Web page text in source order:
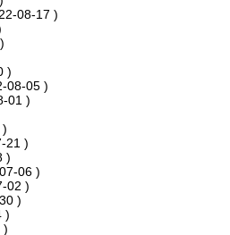
08-17 )
)
08-05 )
01 )
21 )
)
06 )
02 )
)
)
)